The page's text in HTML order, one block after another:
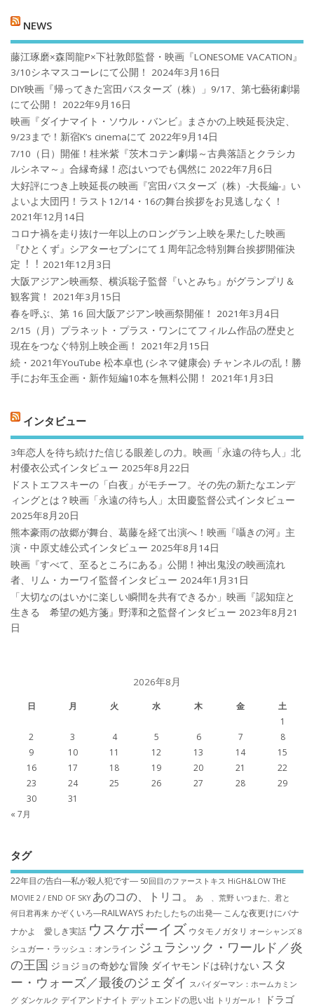
NEWS
藤江琢磨×森岡龍P×下社敦郎監督・映画『LONESOME VACATION』
3/10シネマスコーレにて公開！
2024年3月16日
DIY映画『帰ってきた宮田バスターズ（株）」9/17、第七藝術劇場
にて公開！
2022年9月16日
映画『ダイナマイト・ソウル・バンビ』まさかの上映延長決定、
9/23まで！新宿K’s cinemaにて 2022年9月14日
7/10（日）開催！桂米紫『茨木コテン劇場～古典落語とクラシカ
ルシネマ～』合縁奇縁！恋はいつでも偶然に 2022年7月6日
大好評につき上映延長の映画『宮田バスターズ（株）-大長編-』い
よいよ大団円！ラスト12/14・16の舞台挨拶をお見逃しなく！
2021年12月14日
コロナ禍を⾛り抜け⼀年以上のロングラン上映を果たした映画
『ひとくず』シアターセブンにて１周年記念特別舞台挨拶開催決
定︕︕ 2021年12月3日
大阪アジアン映画祭、横浜聡子監督『いとみち』がグランプリ＆
観客賞！
2021年3月15日
春を呼ぶ、第 16 回大阪アジアン映画祭開催！
2021年3月4日
2/15（月）プラネット・プラス・ワンにてフィルム作品の歴史と
現在をつなぐ特別上映企画！
2021年2月15日
続・2021年YouTube 松本卓也 (シネマ健康会) チャンネルの乱！勝
手にお年玉企画・新作短編10本を無料公開！
2021年1月3日
インタビュー
3年恋人を待ち続けた信じる眼差しの力。映画「永遠の待ち人」北
村優衣公式インタビュー 2025年8月22日
ドストエフスキーの「白夜」がモチーフ。その先の新たなエンデ
ィングとは？映画「永遠の待ち人」太田慶監督公式インタビュー
2025年8月20日
熊本豪雨の故郷が舞台、葛藤を経て出演へ！映画『囁きの河』主
演・中原丈雄公式インタビュー 2025年8月14日
映画『すべて、至るところにある』公開！神出鬼没の映画流れ
者、リム・カーワイ監督インタビュー 2024年1月31日
「大切なのはいかに楽しい瞬間を共有できるか」映画『認知症と
生きる 希望の処方箋』野澤和之監督インタビュー 2023年8月21
日
2026年8月
日 月 火 水 木 金
土
1
2
3 4 5 6 7
8
9
10 11 12 13 14
15
16
17 18 19 20 21
22
23
24 25 26 27 28
29
30
31
« 7月
タグ
22年目の告白―私が殺人犯です― 50回目のファーストキス HiGH&LOW THE
MOVIE 2 / END OF SKY あのコの、トリコ。 あゝ、荒野 いつまた、君と
何日君再来 かぞくいろ―RAILWAYS わたしたちの出発― こんな夜更けにバナ
ナかよ 愛しき実話 ウスケボーイズ ウタモノガタリ オーシャンズ８
シュガー・ラッシュ：オ​ンライン ジュラシック・ワールド／炎
の王国 ジョジョの奇妙な冒険 ダイヤモンドは砕けない スタ
ー・ウォーズ／最後のジェダイ スパイダーマン：ホームカミン
グ ダンケルク デイアンドナイト デットエンドの思い出 トリガール！ ドラゴ